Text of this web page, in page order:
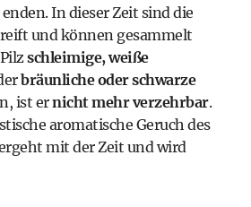
In dieser Zeit sind die
und können gesammelt
schleimige, weiße
bräunliche oder schwarze
ist ernicht mehr verzehrbar.
aromatische Geruch des
mit der Zeit und wird